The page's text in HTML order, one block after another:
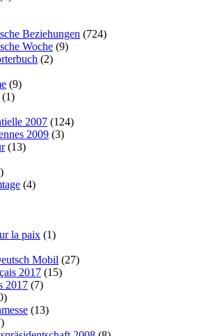
Beziehungen (724)
Woche (9)
(2)
(9)
(1)
2007 (124)
2009 (3)
(13)
(4)
la paix (1)
Mobil (27)
2017 (15)
2017 (7)
(13)